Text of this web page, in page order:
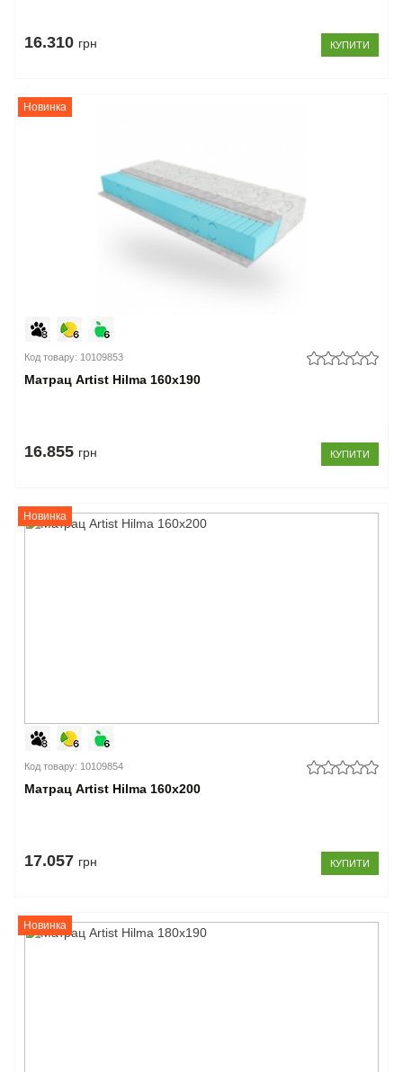
16.310 грн КУПИТИ
Новинка
Код товару: 10109853
Матрац Artist Hilma 160x190
16.855 грн КУПИТИ
Новинка
Код товару: 10109854
Матрац Artist Hilma 160x200
17.057 грн КУПИТИ
Новинка